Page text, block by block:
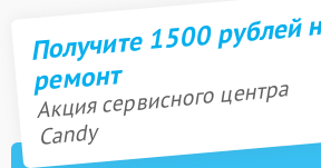
Получите 1500 рублей
ремонт
Акция сервисного центра
Candy